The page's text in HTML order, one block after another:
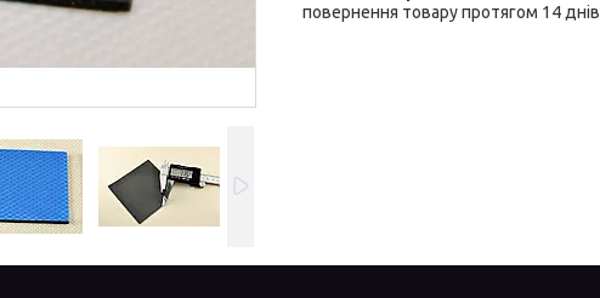
повернення товару протягом 14 днів